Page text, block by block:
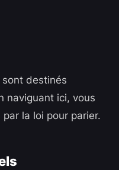
destinés
naviguant ici, vous
par la loi pour parier.